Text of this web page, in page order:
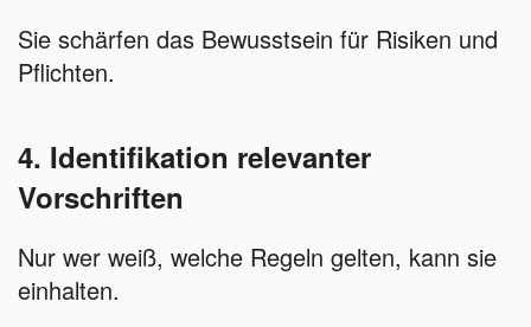
Sie schärfen das Bewusstsein für Risiken und
Pflichten.
4. Identifikation relevanter
Vorschriften
Nur wer weiß, welche Regeln gelten, kann sie
einhalten.